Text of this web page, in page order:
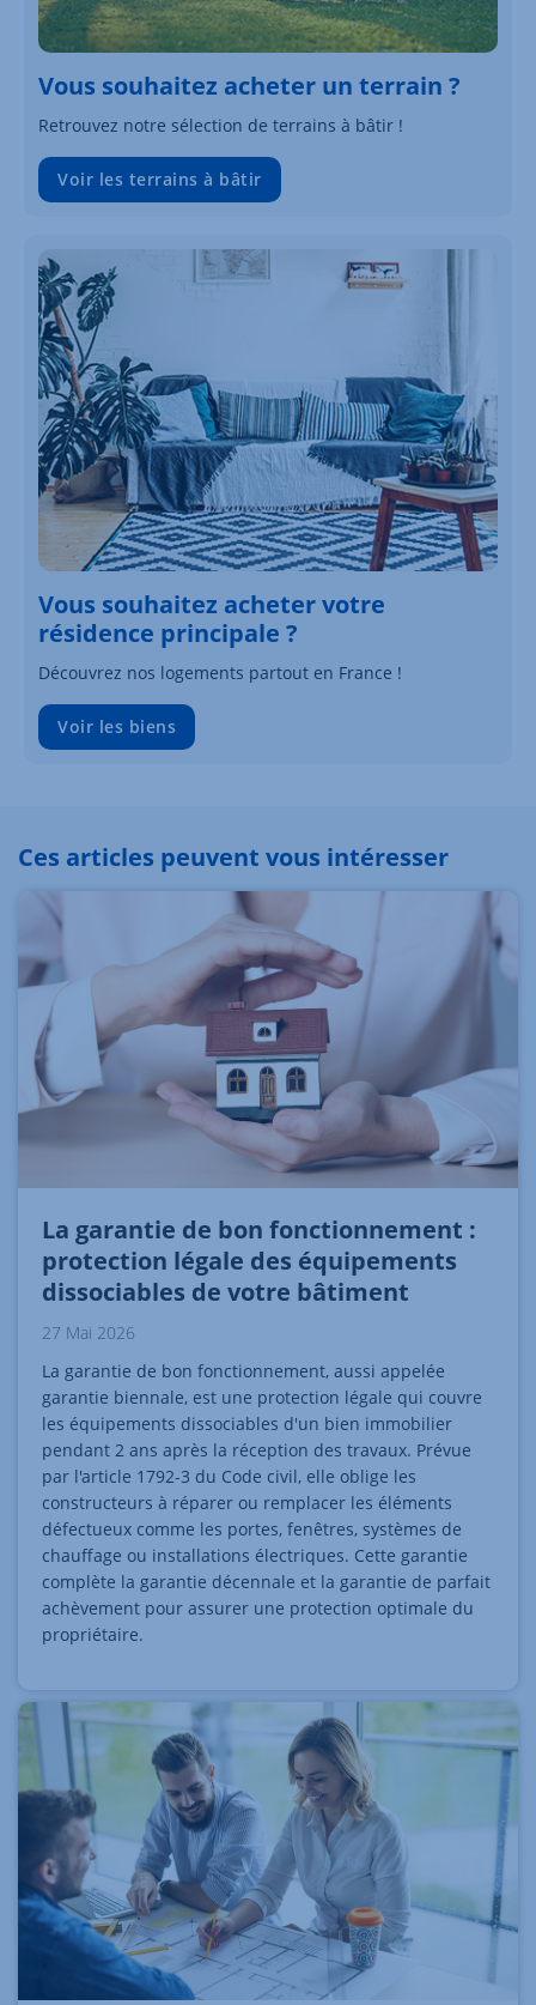
Vous souhaitez acheter un terrain ?
Retrouvez notre sélection de terrains à bâtir !
Voir les terrains à bâtir
Vous souhaitez acheter votre
résidence principale ?
Découvrez nos logements partout en France !
Voir les biens
Ces articles peuvent vous intéresser
La garantie de bon fonctionnement :
protection légale des équipements
dissociables de votre bâtiment
27 Mai 2026
La garantie de bon fonctionnement, aussi appelée
garantie biennale, est une protection légale qui couvre
les équipements dissociables d'un bien immobilier
pendant 2 ans après la réception des travaux. Prévue
par l'article 1792-3 du Code civil, elle oblige les
constructeurs à réparer ou remplacer les éléments
défectueux comme les portes, fenêtres, systèmes de
chauffage ou installations électriques. Cette garantie
complète la garantie décennale et la garantie de parfait
achèvement pour assurer une protection optimale du
propriétaire.